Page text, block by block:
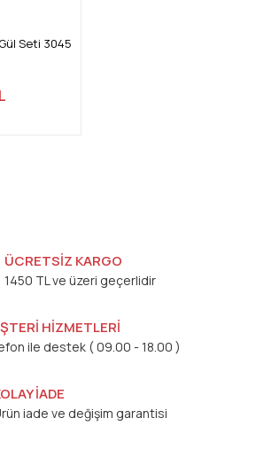
Seti 3045
ÜCRETSİZ KARGO
1450 TL ve üzeri geçerlidir
HİZMETLERİ
ile destek ( 09.00 - 18.00 )
İADE
iade ve değişim garantisi